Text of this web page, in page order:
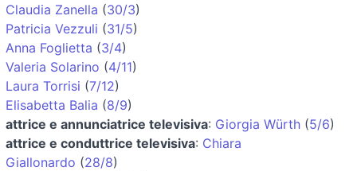
Claudia Zanella (30/3)
Patricia Vezzuli (31/5)
Anna Foglietta (3/4)
Valeria Solarino (4/11)
Laura Torrisi (7/12)
Elisabetta Balia (8/9)
attrice e annunciatrice televisiva: Giorgia Würth (5/6)
attrice e conduttrice televisiva: Chiara
Giallonardo (28/8)